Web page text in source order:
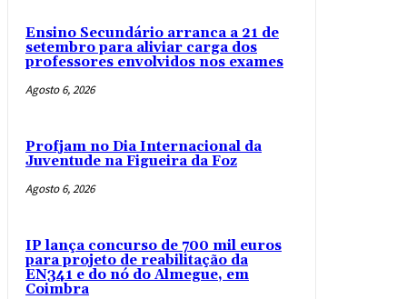
Ensino Secundário arranca a 21 de
setembro para aliviar carga dos
professores envolvidos nos exames
Agosto 6, 2026
Profjam no Dia Internacional da
Juventude na Figueira da Foz
Agosto 6, 2026
IP lança concurso de 700 mil euros
para projeto de reabilitação da
EN341 e do nó do Almegue, em
Coimbra